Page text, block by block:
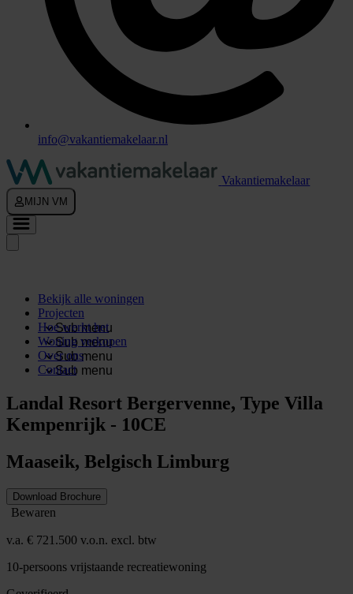
info@vakantiemakelaar.nl
Vakantiemakelaar
MIJN VM
Bekijk alle woningen
Projecten
Sub menu
Hoe werkt het
Sub menu
Woning verkopen
Sub menu
Over ons
Sub menu
Contact
Landal Resort Bergervenne, Type Villa
Kempenrijk - 10CE
Maaseik, Belgisch Limburg
Download Brochure
Bewaren
v.a. € 721.500 v.o.n. excl. btw
10-persoons vrijstaande recreatiewoning